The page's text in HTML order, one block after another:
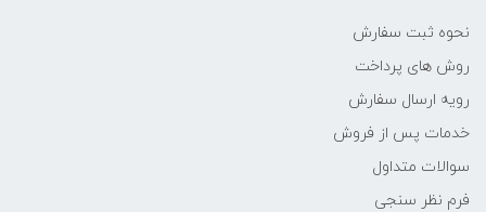
نحوه ثبت سفارش
روش های پرداخت
رویه ارسال سفارش
خدمات پس از فروش
سوالات متداول
فرم نظر سنجی